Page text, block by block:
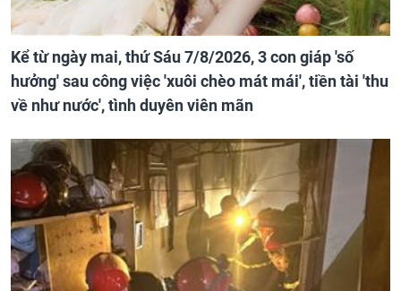
Kể từ ngày mai, thứ Sáu 7/8/2026, 3 con giáp 'số
hưởng' sau công việc 'xuôi chèo mát mái', tiền tài 'thu
về như nước', tình duyên viên mãn